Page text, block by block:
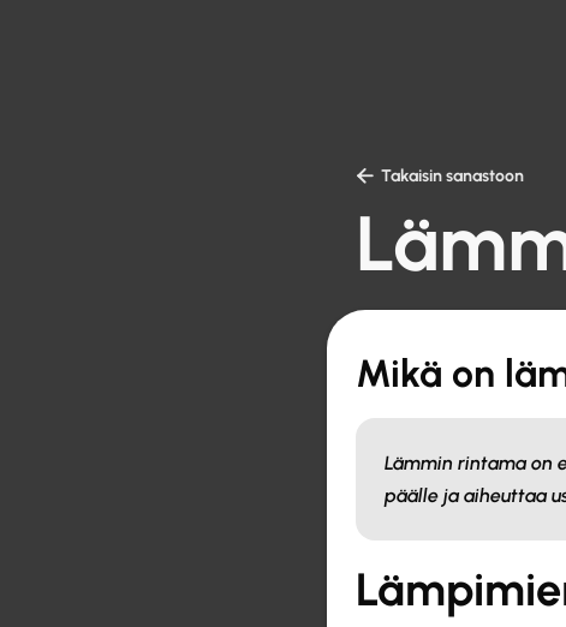
 Takaisin sanastoon
Mikä on
Lämmin rintama on
päälle ja aiheuttaa